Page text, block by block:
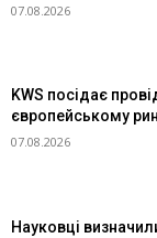
07.08.2026
KWS посідає
європейському
07.08.2026
Науковці